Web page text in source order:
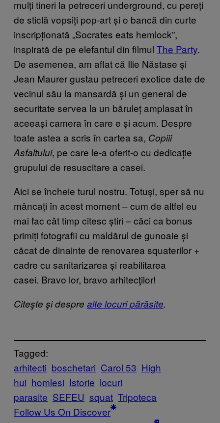
mulți tineri la petreceri underground, cu pereți
de sticlă vopsiți pop-art și o bancă din curte
inscripționată „Socrates eats hemlock”,
inspirată de pe elefantul din filmul The Party.
De asemenea, am aflat că Ilie Năstase și
Jean Maurer gustau petreceri exotice date de
vecinul său la mansardă și un general de
securitate servea la un băruleț amplasat în
aceeași camera în care e și acum. Despre
toate astea a scris în cartea sa, Copiii
Asfaltului, pe care le-a oferit-o cu dedicație
grupului de resuscitare a casei.
Aici se încheie turul nostru. Totuși, sper să nu
mâncați în acest moment – cum de altfel eu
mai fac cât timp citesc știri – căci ca bonus
primiți fotografii cu maldărul de gunoaie și
căcat de dinainte de renovarea squaterilor +
cadre cu sanitarizarea și reabilitarea
casei. Bravo lor, bravo arhitecţilor!
Citeşte şi despre alte locuri părăsite.
Tagged:
arhitecti boschetari Carol 53 High
hui homlesi Istorie locuri
parasite SEFEU squat Tripoteca
Follow Us On Discover